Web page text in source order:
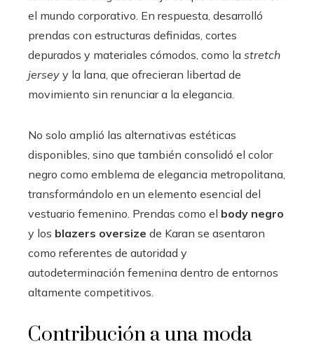
el mundo corporativo. En respuesta, desarrolló
prendas con estructuras definidas, cortes
depurados y materiales cómodos, como la stretch
jersey y la lana, que ofrecieran libertad de
movimiento sin renunciar a la elegancia.
No solo amplió las alternativas estéticas
disponibles, sino que también consolidó el color
negro como emblema de elegancia metropolitana,
transformándolo en un elemento esencial del
vestuario femenino. Prendas como el body negro
y los blazers oversize de Karan se asentaron
como referentes de autoridad y
autodeterminación femenina dentro de entornos
altamente competitivos.
Contribución a una moda